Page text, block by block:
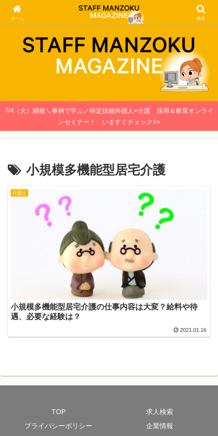
関西で働く介護士・看護師のための情報メディア
7/4（火）開催＼事例で学ぶ／特定技能外国人×介護 採用＆教育オンライ
ンセミナー！ いますぐチェック>>
小規模多機能型居宅介護
介護士
小規模多機能型居宅介護の仕事内容は大変？給料や待
遇、必要な経験は？
2021.01.16
TOP
求人検索
プライバシーポリシー
企業情報
ホーム 検索